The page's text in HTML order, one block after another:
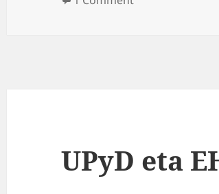
UPyD eta